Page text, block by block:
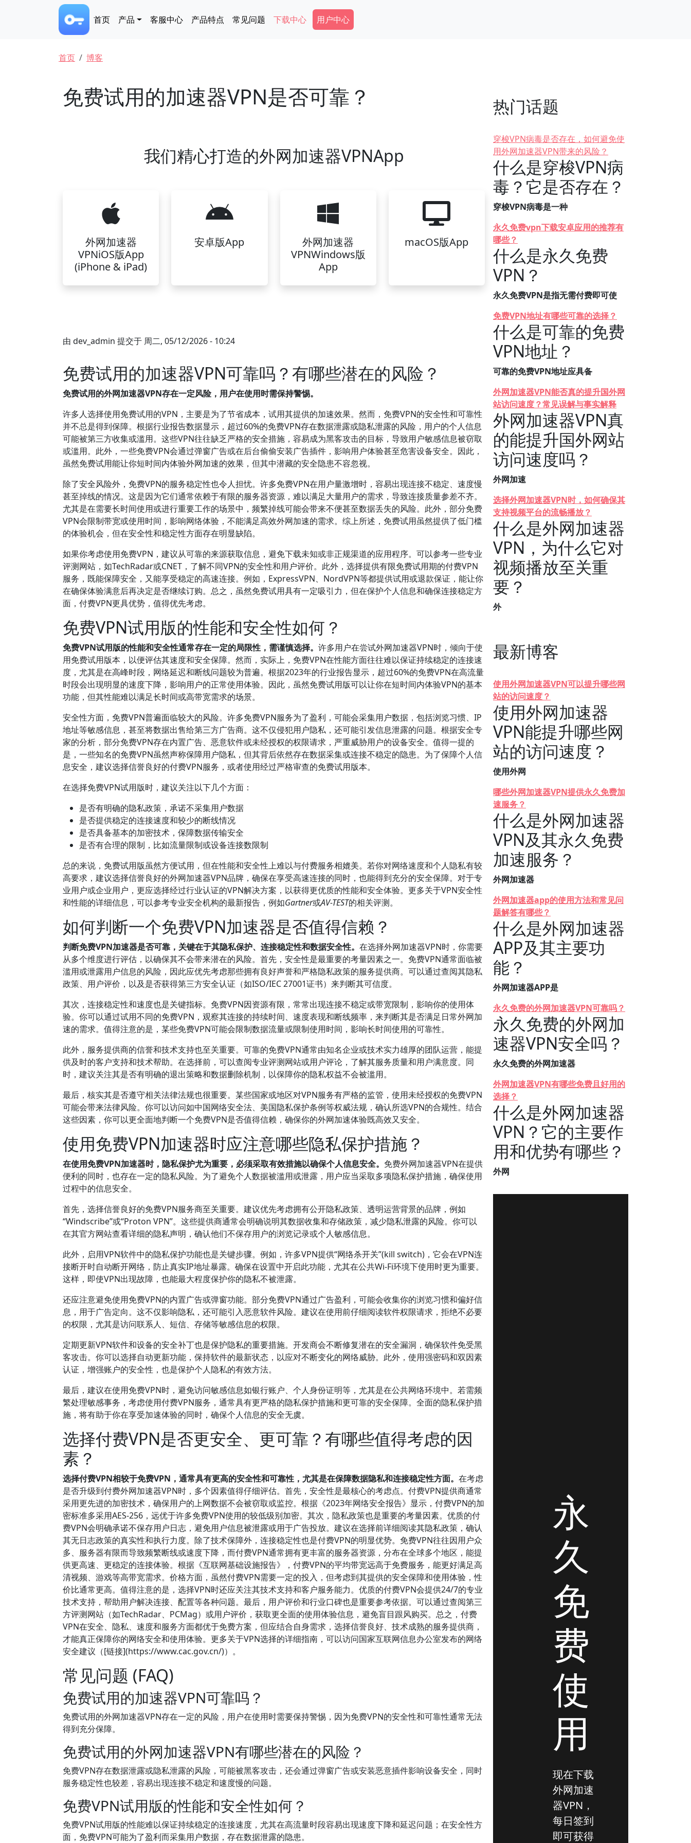
Main navigation
首页 产品 客服中心 产品特点 常见问题 下载中心 Secondary Menu
用户中心
面包屑
首页 博客
免费试用的加速器VPN是否可靠？
我们精心打造的外网加速器VPNApp
外网加速器
VPNiOS版App
(iPhone & iPad)
安卓版App
外网加速器
VPNWindows版
App
macOS版App
由 dev_admin 提交于 周二, 05/12/2026 - 10:24
免费试用的加速器VPN可靠吗？有哪些潜在的风险？
免费试用的外网加速器VPN存在一定风险，用户在使用时需保持警惕。
许多人选择使用免费试用的VPN，主要是为了节省成本，试用其提供的加速效果。然而，免费VPN的安全性和可靠性
并不总是得到保障。根据行业报告数据显示，超过60%的免费VPN存在数据泄露或隐私泄露的风险，用户的个人信息
可能被第三方收集或滥用。这些VPN往往缺乏严格的安全措施，容易成为黑客攻击的目标，导致用户敏感信息被窃取
或滥用。此外，一些免费VPN会通过弹窗广告或在后台偷偷安装广告插件，影响用户体验甚至危害设备安全。因此，
虽然免费试用能让你短时间内体验外网加速的效果，但其中潜藏的安全隐患不容忽视。
除了安全风险外，免费VPN的服务稳定性也令人担忧。许多免费VPN在用户量激增时，容易出现连接不稳定、速度慢
甚至掉线的情况。这是因为它们通常依赖于有限的服务器资源，难以满足大量用户的需求，导致连接质量参差不齐。
尤其是在需要长时间使用或进行重要工作的场景中，频繁掉线可能会带来不便甚至数据丢失的风险。此外，部分免费
VPN会限制带宽或使用时间，影响网络体验，不能满足高效外网加速的需求。综上所述，免费试用虽然提供了低门槛
的体验机会，但在安全性和稳定性方面存在明显缺陷。
如果你考虑使用免费VPN，建议从可靠的来源获取信息，避免下载未知或非正规渠道的应用程序。可以参考一些专业
评测网站，如TechRadar或CNET，了解不同VPN的安全性和用户评价。此外，选择提供有限免费试用期的付费VPN
服务，既能保障安全，又能享受稳定的高速连接。例如，ExpressVPN、NordVPN等都提供试用或退款保证，能让你
在确保体验满意后再决定是否继续订购。总之，虽然免费试用具有一定吸引力，但在保护个人信息和确保连接稳定方
面，付费VPN更具优势，值得优先考虑。
免费VPN试用版的性能和安全性如何？
免费VPN试用版的性能和安全性通常存在一定的局限性，需谨慎选择。 许多用户在尝试外网加速器VPN时，倾向于使
用免费试用版本，以便评估其速度和安全保障。然而，实际上，免费VPN在性能方面往往难以保证持续稳定的连接速
度，尤其是在高峰时段，网络延迟和断线问题较为普遍。根据2023年的行业报告显示，超过60%的免费VPN在高流量
时段会出现明显的速度下降，影响用户的正常使用体验。因此，虽然免费试用版可以让你在短时间内体验VPN的基本
功能，但其性能难以满足长时间或高带宽需求的场景。
安全性方面，免费VPN普遍面临较大的风险。许多免费VPN服务为了盈利，可能会采集用户数据，包括浏览习惯、IP
地址等敏感信息，甚至将数据出售给第三方广告商。这不仅侵犯用户隐私，还可能引发信息泄露的问题。根据安全专
家的分析，部分免费VPN存在内置广告、恶意软件或未经授权的权限请求，严重威胁用户的设备安全。值得一提的
是，一些知名的免费VPN虽然声称保障用户隐私，但其背后依然存在数据采集或连接不稳定的隐患。为了保障个人信
息安全，建议选择信誉良好的付费VPN服务，或者使用经过严格审查的免费试用版本。
在选择免费VPN试用版时，建议关注以下几个方面：
是否有明确的隐私政策，承诺不采集用户数据
是否提供稳定的连接速度和较少的断线情况
是否具备基本的加密技术，保障数据传输安全
是否有合理的限制，比如流量限制或设备连接数限制
总的来说，免费试用版虽然方便试用，但在性能和安全性上难以与付费服务相媲美。若你对网络速度和个人隐私有较
高要求，建议选择信誉良好的外网加速器VPN品牌，确保在享受高速连接的同时，也能得到充分的安全保障。对于专
业用户或企业用户，更应选择经过行业认证的VPN解决方案，以获得更优质的性能和安全体验。更多关于VPN安全性
和性能的详细信息，可以参考专业安全机构的最新报告，例如Gartner或AV-TEST的相关评测。
如何判断一个免费VPN加速器是否值得信赖？
判断免费VPN加速器是否可靠，关键在于其隐私保护、连接稳定性和数据安全性。 在选择外网加速器VPN时，你需要
从多个维度进行评估，以确保其不会带来潜在的风险。首先，安全性是最重要的考量因素之一。免费VPN通常面临被
滥用或泄露用户信息的风险，因此应优先考虑那些拥有良好声誉和严格隐私政策的服务提供商。可以通过查阅其隐私
政策、用户评价，以及是否获得第三方安全认证（如ISO/IEC 27001证书）来判断其可信度。
其次，连接稳定性和速度也是关键指标。免费VPN因资源有限，常常出现连接不稳定或带宽限制，影响你的使用体
验。你可以通过试用不同的免费VPN，观察其连接的持续时间、速度表现和断线频率，来判断其是否满足日常外网加
速的需求。值得注意的是，某些免费VPN可能会限制数据流量或限制使用时间，影响长时间使用的可靠性。
此外，服务提供商的信誉和技术支持也至关重要。可靠的免费VPN通常由知名企业或技术实力雄厚的团队运营，能提
供及时的客户支持和技术帮助。在选择前，可以查阅专业评测网站或用户评论，了解其服务质量和用户满意度。同
时，建议关注其是否有明确的退出策略和数据删除机制，以保障你的隐私权益不会被滥用。
最后，核实其是否遵守相关法律法规也很重要。某些国家或地区对VPN服务有严格的监管，使用未经授权的免费VPN
可能会带来法律风险。你可以访问如中国网络安全法、美国隐私保护条例等权威法规，确认所选VPN的合规性。结合
这些因素，你可以更全面地判断一个免费VPN是否值得信赖，确保你的外网加速体验既高效又安全。
使用免费VPN加速器时应注意哪些隐私保护措施？
在使用免费VPN加速器时，隐私保护尤为重要，必须采取有效措施以确保个人信息安全。 免费外网加速器VPN在提供
便利的同时，也存在一定的隐私风险。为了避免个人数据被滥用或泄露，用户应当采取多项隐私保护措施，确保使用
过程中的信息安全。
首先，选择信誉良好的免费VPN服务商至关重要。建议优先考虑拥有公开隐私政策、透明运营背景的品牌，例如
“Windscribe”或“Proton VPN”。这些提供商通常会明确说明其数据收集和存储政策，减少隐私泄露的风险。你可以
在其官方网站查看详细的隐私声明，确认他们不保存用户的浏览记录或个人敏感信息。
此外，启用VPN软件中的隐私保护功能也是关键步骤。例如，许多VPN提供“网络杀开关”(kill switch)，它会在VPN连
接断开时自动断开网络，防止真实IP地址暴露。确保在设置中开启此功能，尤其在公共Wi-Fi环境下使用时更为重要。
这样，即使VPN出现故障，也能最大程度保护你的隐私不被泄露。
还应注意避免使用免费VPN的内置广告或弹窗功能。部分免费VPN通过广告盈利，可能会收集你的浏览习惯和偏好信
息，用于广告定向。这不仅影响隐私，还可能引入恶意软件风险。建议在使用前仔细阅读软件权限请求，拒绝不必要
的权限，尤其是访问联系人、短信、存储等敏感信息的权限。
定期更新VPN软件和设备的安全补丁也是保护隐私的重要措施。开发商会不断修复潜在的安全漏洞，确保软件免受黑
客攻击。你可以选择自动更新功能，保持软件的最新状态，以应对不断变化的网络威胁。此外，使用强密码和双因素
认证，增强账户的安全性，也是保护个人隐私的有效方法。
最后，建议在使用免费VPN时，避免访问敏感信息如银行账户、个人身份证明等，尤其是在公共网络环境中。若需频
繁处理敏感事务，考虑使用付费VPN服务，通常具有更严格的隐私保护措施和更可靠的安全保障。全面的隐私保护措
施，将有助于你在享受加速体验的同时，确保个人信息的安全无虞。
选择付费VPN是否更安全、更可靠？有哪些值得考虑的因
素？
选择付费VPN相较于免费VPN，通常具有更高的安全性和可靠性，尤其是在保障数据隐私和连接稳定性方面。 在考虑
是否升级到付费外网加速器VPN时，多个因素值得仔细评估。首先，安全性是最核心的考虑点。付费VPN提供商通常
采用更先进的加密技术，确保用户的上网数据不会被窃取或监控。根据《2023年网络安全报告》显示，付费VPN的加
密标准多采用AES-256，远优于许多免费VPN使用的较低级别加密。其次，隐私政策也是重要的考量因素。优质的付
费VPN会明确承诺不保存用户日志，避免用户信息被泄露或用于广告投放。建议在选择前详细阅读其隐私政策，确认
其无日志政策的真实性和执行力度。除了技术保障外，连接稳定性也是付费VPN的明显优势。免费VPN往往因用户众
多、服务器有限而导致频繁断线或速度下降，而付费VPN通常拥有更丰富的服务器资源，分布在全球多个地区，能提
供更高速、更稳定的连接体验。根据《互联网基础设施报告》，付费VPN的平均带宽远高于免费服务，能更好满足高
清视频、游戏等高带宽需求。价格方面，虽然付费VPN需要一定的投入，但考虑到其提供的安全保障和使用体验，性
价比通常更高。值得注意的是，选择VPN时还应关注其技术支持和客户服务能力。优质的付费VPN会提供24/7的专业
技术支持，帮助用户解决连接、配置等各种问题。最后，用户评价和行业口碑也是重要参考依据。可以通过查阅第三
方评测网站（如TechRadar、PCMag）或用户评价，获取更全面的使用体验信息，避免盲目跟风购买。总之，付费
VPN在安全、隐私、速度和服务方面都优于免费方案，但应结合自身需求，选择信誉良好、技术成熟的服务提供商，
才能真正保障你的网络安全和使用体验。更多关于VPN选择的详细指南，可以访问国家互联网信息办公室发布的网络
安全建议（[链接](https://www.cac.gov.cn/)）。
常见问题 (FAQ)
免费试用的加速器VPN可靠吗？
免费试用的外网加速器VPN存在一定的风险，用户在使用时需要保持警惕，因为免费VPN的安全性和可靠性通常无法
得到充分保障。
免费试用的外网加速器VPN有哪些潜在的风险？
免费VPN存在数据泄露或隐私泄露的风险，可能被黑客攻击，还会通过弹窗广告或安装恶意插件影响设备安全，同时
服务稳定性也较差，容易出现连接不稳定和速度慢的问题。
免费VPN试用版的性能和安全性如何？
免费VPN试用版的性能难以保证持续稳定的连接速度，尤其在高流量时段容易出现速度下降和延迟问题；在安全性方
面，免费VPN可能为了盈利而采集用户数据，存在数据泄露的隐患。
热门话题
穿梭VPN病毒是否存在，如何避免使
用外网加速器VPN带来的风险？
什么是穿梭VPN病
毒？它是否存在？
穿梭VPN病毒是一种
永久免费vpn下载安卓应用的推荐有
哪些？
什么是永久免费
VPN？
永久免费VPN是指无需付费即可使
免费VPN地址有哪些可靠的选择？
什么是可靠的免费
VPN地址？
可靠的免费VPN地址应具备
外网加速器VPN能否真的提升国外网
站访问速度？常见误解与事实解释
外网加速器VPN真
的能提升国外网站
访问速度吗？
外网加速
选择外网加速器VPN时，如何确保其
支持视频平台的流畅播放？
什么是外网加速器
VPN，为什么它对
视频播放至关重
要？
外
最新博客
使用外网加速器VPN可以提升哪些网
站的访问速度？
使用外网加速器
VPN能提升哪些网
站的访问速度？
使用外网
哪些外网加速器VPN提供永久免费加
速服务？
什么是外网加速器
VPN及其永久免费
加速服务？
外网加速器
外网加速器app的使用方法和常见问
题解答有哪些？
什么是外网加速器
APP及其主要功
能？
外网加速器APP是
永久免费的外网加速器VPN可靠吗？
永久免费的外网加
速器VPN安全吗？
永久免费的外网加速器
外网加速器VPN有哪些免费且好用的
选择？
什么是外网加速器
VPN？它的主要作
用和优势有哪些？
外网
永
久
免
费
使
用
现在下载
外网加速
器VPN，
每日签到
即可获得